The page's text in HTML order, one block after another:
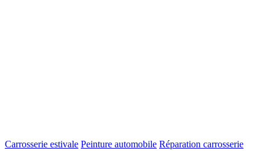
Carrosserie estivale Peinture automobile Réparation carrosserie